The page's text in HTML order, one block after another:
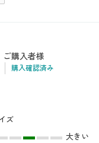
ご購入者様
購入確認済み
ズ
大きい